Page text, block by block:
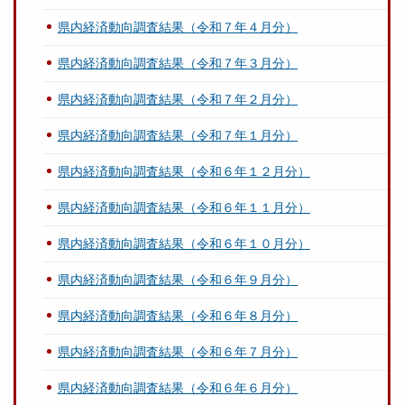
県内経済動向調査結果（令和７年４月分）
県内経済動向調査結果（令和７年３月分）
県内経済動向調査結果（令和７年２月分）
県内経済動向調査結果（令和７年１月分）
県内経済動向調査結果（令和６年１２月分）
県内経済動向調査結果（令和６年１１月分）
県内経済動向調査結果（令和６年１０月分）
県内経済動向調査結果（令和６年９月分）
県内経済動向調査結果（令和６年８月分）
県内経済動向調査結果（令和６年７月分）
県内経済動向調査結果（令和６年６月分）